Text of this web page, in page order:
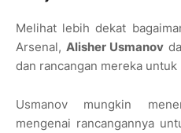
Melihat lebih dekat
Arsenal, Alisher Usmanov
dan rancangan mereka
Usmanov mungkin
mengenai rancangannya